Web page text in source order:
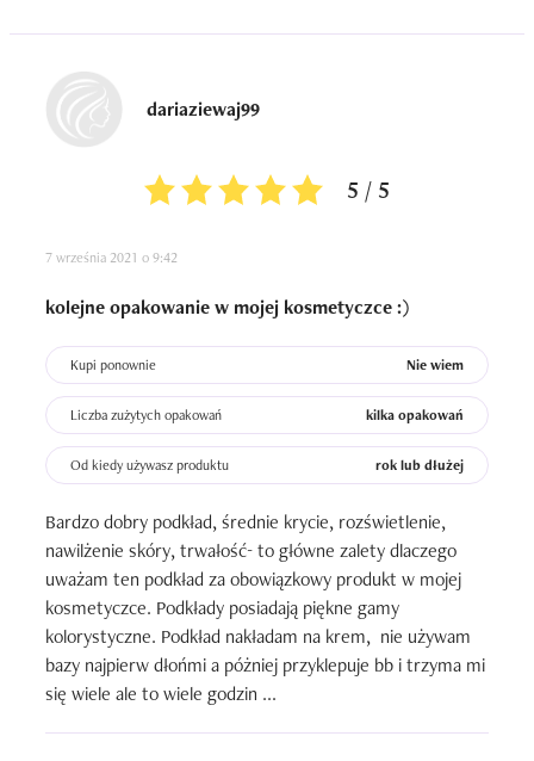
dariaziewaj99
5 / 5
7 września 2021 o 9:42
kolejne opakowanie w mojej kosmetyczce :)
Kupi ponownie Nie wiem
Liczba zużytych opakowań kilka opakowań
Od kiedy używasz produktu rok lub dłużej
Bardzo dobry podkład, średnie krycie, rozświetlenie,
nawilżenie skóry, trwałość- to główne zalety dlaczego
uważam ten podkład za obowiązkowy produkt w mojej
kosmetyczce. Podkłady posiadają piękne gamy
kolorystyczne. Podkład nakładam na krem,  nie używam
bazy najpierw dłońmi a póżniej przyklepuje bb i trzyma mi
się wiele ale to wiele godzin ...